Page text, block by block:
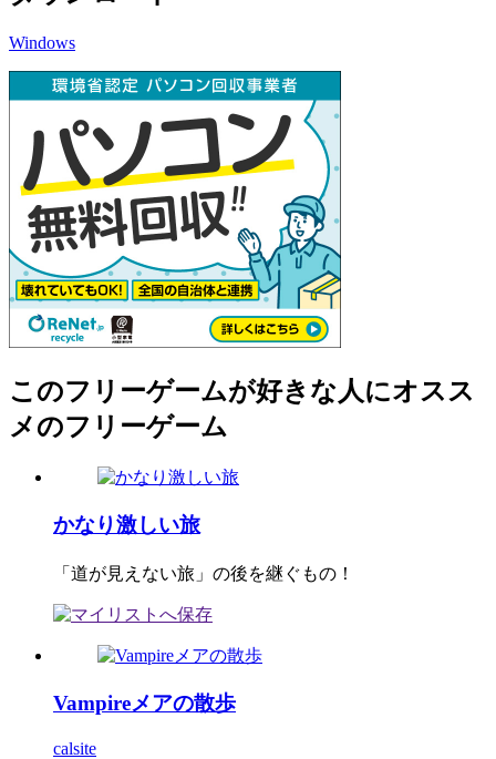
Windows
このフリーゲームが好きな人にオスス
メのフリーゲーム
かなり激しい旅
「道が見えない旅」の後を継ぐもの！
Vampireメアの散歩
calsite